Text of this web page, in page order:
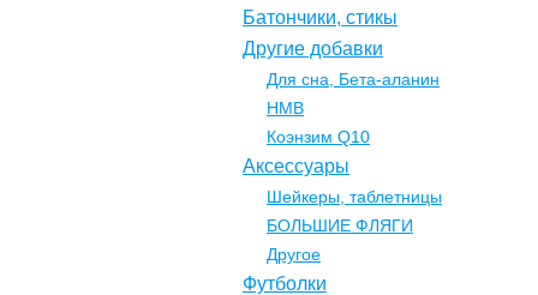
Батончики, стикы
Другие добавки
Для сна, Бета-аланин
НМВ
Коэнзим Q10
Аксессуары
Шейкеры, таблетницы
БОЛЬШИЕ ФЛЯГИ
Другое
Футболки